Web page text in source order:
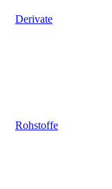
Derivate
Rohstoffe